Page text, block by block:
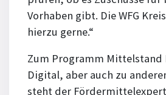
Vorhaben gibt. Die WFG
hierzu gerne.“
Zum Programm Mittelstand
Digital, aber auch zu
steht der